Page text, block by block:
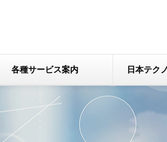
各種サービス案内 日本テク